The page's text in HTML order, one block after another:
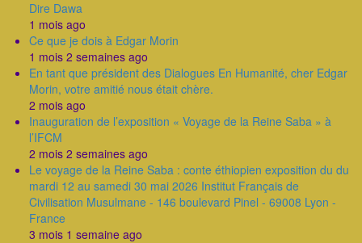
Dire Dawa
1 mois ago
Ce que je dois à Edgar Morin
1 mois 2 semaines ago
En tant que président des Dialogues En Humanité, cher Edgar
Morin, votre amitié nous était chère.
2 mois ago
Inauguration de l’exposition « Voyage de la Reine Saba » à
l’IFCM
2 mois 2 semaines ago
Le voyage de la Reine Saba : conte éthiopien exposition du du
mardi 12 au samedi 30 mai 2026 Institut Français de
Civilisation Musulmane - 146 boulevard Pinel - 69008 Lyon -
France
3 mois 1 semaine ago